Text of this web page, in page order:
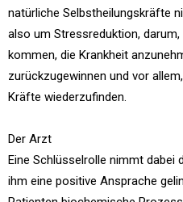
natürliche Selbstheilungskräfte
also um Stressreduktion,
kommen, die Krankheit
zurückzugewinnen und vor
Kräfte wiederzufinden.
Der Arzt
Eine Schlüsselrolle nimmt dabei
ihm eine positive Ansprache